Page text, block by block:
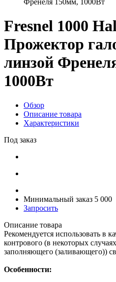
Френеля 150мм, 1000Вт
Fresnel 1000
Прожектор
линзой
1000Вт
Обзор
Описание товара
Характеристики
Под заказ
Минимальный заказ 5 000
Запросить
Описание товара
Рекомендуется использовать в
контрового (в некоторых
заполняющего (заливающего))
Особенности: